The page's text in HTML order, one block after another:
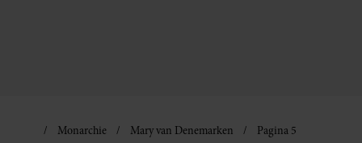
Monarchie Mary van Denemarken Pagina 5